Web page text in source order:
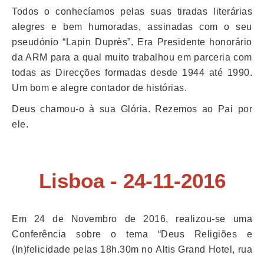
Todos o conhecíamos pelas suas tiradas literárias
alegres e bem humoradas, assinadas com o seu
pseudónio “Lapin Duprès”. Era Presidente honorário
da ARM para a qual muito trabalhou em parceria com
todas as Direcções formadas desde 1944 até 1990.
Um bom e alegre contador de histórias.
Deus chamou-o à sua Glória. Rezemos ao Pai por
ele.
Lisboa - 24-11-2016
Em 24 de Novembro de 2016, realizou-se uma
Conferência sobre o tema “Deus Religiões e
(In)felicidade pelas 18h.30m no Altis Grand Hotel, rua